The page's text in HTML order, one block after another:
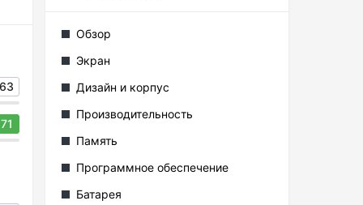
63
71
Обзор
Экран
Дизайн и корпус
Производительность
Память
Программное обеспечение
Батарея